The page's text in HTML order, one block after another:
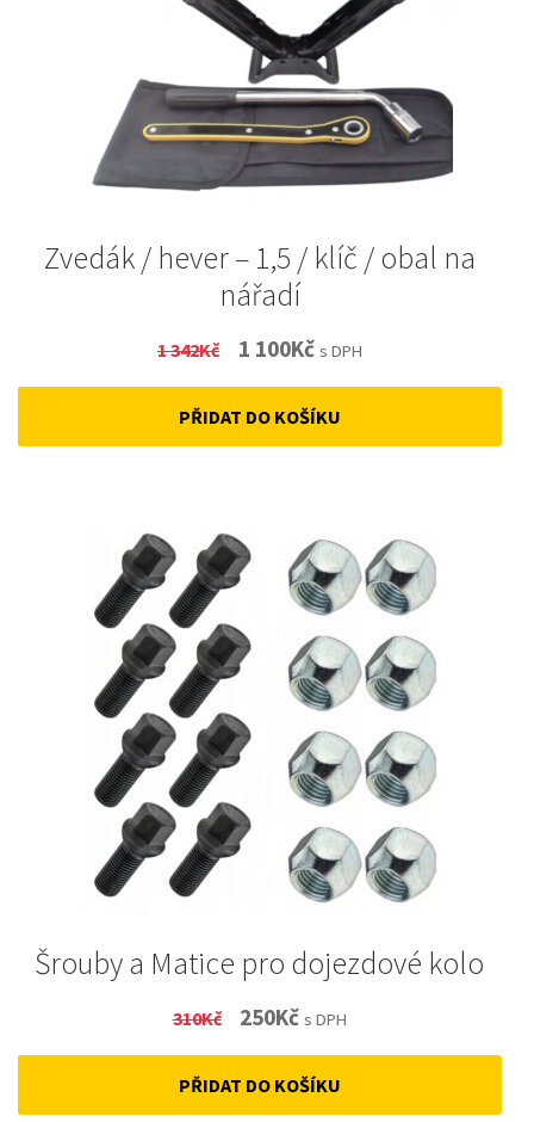
Zvedák / hever – 1,5 / klíč / obal na
nářadí
1 342Kč
Original
price
was:
1 100KčCurrent
price
is:
s DPH
PŘIDAT DO KOŠÍKU
Šrouby a Matice pro dojezdové kolo
310Kč
Original
price
was:
250KčCurrent
price
is:
s DPH
PŘIDAT DO KOŠÍKU